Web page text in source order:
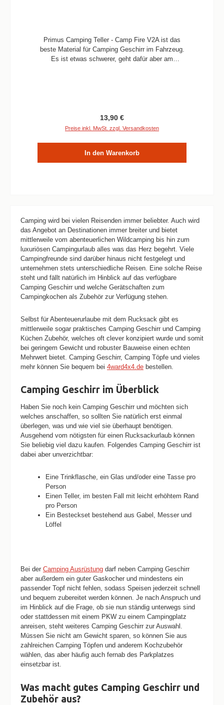
Primus Camping Teller - Camp Fire V2A ist das
beste Material für Camping Geschirr im Fahrzeug.
Es ist etwas schwerer, geht dafür aber am
Regulärer Preis:
13,90 €
Preise inkl. MwSt. zzgl. Versandkosten
In den Warenkorb
Camping wird bei vielen Reisenden immer beliebter. Auch wird
das Angebot an Destinationen immer breiter und bietet
mittlerweile vom abenteuerlichen Wildcamping bis hin zum
luxuriösen Campingurlaub alles was das Herz begehrt. Viele
Campingfreunde sind darüber hinaus nicht festgelegt und
unternehmen stets unterschiedliche Reisen. Eine solche Reise
steht und fällt natürlich im Hinblick auf das verfügbare
Camping Geschirr und welche Gerätschaften zum
Campingkochen als Zubehör zur Verfügung stehen.
Selbst für Abenteuerurlaube mit dem Rucksack gibt es
mittlerweile sogar praktisches Camping Geschirr und Camping
Küchen Zubehör, welches oft clever konzipiert wurde und somit
bei geringem Gewicht und robuster Bauweise einen echten
Mehrwert bietet. Camping Geschirr, Camping Töpfe und vieles
mehr können Sie bequem bei 4ward4x4.de bestellen.
Camping Geschirr im Überblick
Haben Sie noch kein Camping Geschirr und möchten sich
welches anschaffen, so sollten Sie natürlich erst einmal
überlegen, was und wie viel sie überhaupt benötigen.
Ausgehend vom nötigsten für einen Rucksackurlaub können
Sie beliebig viel dazu kaufen. Folgendes Camping Geschirr ist
dabei aber unverzichtbar:
Eine Trinkflasche, ein Glas und/oder eine Tasse pro
Person
Einen Teller, im besten Fall mit leicht erhöhtem Rand
pro Person
Ein Besteckset bestehend aus Gabel, Messer und
Löffel
Bei der Camping Ausrüstung darf neben Camping Geschirr
aber außerdem ein guter Gaskocher und mindestens ein
passender Topf nicht fehlen, sodass Speisen jederzeit schnell
und bequem zubereitet werden können. Je nach Anspruch und
im Hinblick auf die Frage, ob sie nun ständig unterwegs sind
oder stattdessen mit einem PKW zu einem Campingplatz
anreisen, steht weiteres Camping Geschirr zur Auswahl.
Müssen Sie nicht am Gewicht sparen, so können Sie aus
zahlreichen Camping Töpfen und anderem Kochzubehör
wählen, das aber häufig auch fernab des Parkplatzes
einsetzbar ist.
Was macht gutes Camping Geschirr und
Zubehör aus?